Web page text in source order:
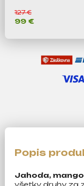
127 €
99 €
Jahoda,
všetky druhy za